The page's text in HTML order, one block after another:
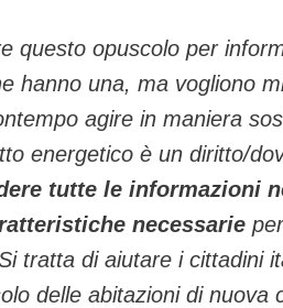
questo opuscolo per
hanno una, ma vogliono
agire in maniera
energetico è un diritto/
tutte le informazioni
necessarie
tratta di aiutare i cittadini
delle abitazioni di